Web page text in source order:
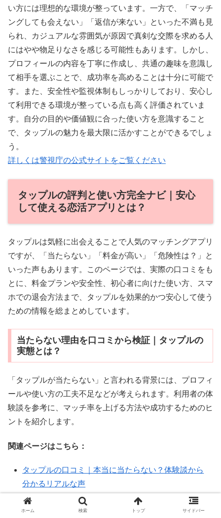
い方には理想的な環境が整っています。一方で、「マッチ
ングしても会えない」「返信が来ない」といった不満も見
られ、カジュアルな雰囲気が原因で真剣な交際を求める人
にはやや物足りなさを感じる可能性もあります。しかし、
プロフィールの内容を丁寧に作成し、共通の趣味を意識し
て相手を選ぶことで、成功率を高めることは十分に可能で
す。また、安全性や監視体制もしっかりしており、安心し
て利用できる環境が整っている点も高く評価されていま
す。自分の目的や価値観に合った使い方を意識すること
で、タップルの魅力を最大限に活かすことができるでしょ
う。
詳しくは警視庁の公式サイトをご覧ください
タップルの評判と使い方完全ナビ｜安心
して使える恋活アプリとは？
タップルは気軽に出会えることで人気のマッチングアプリ
ですが、「当たらない」「料金が高い」「危険性は？」と
いった声もあります。このページでは、実際の口コミをも
とに、料金プランや安全性、初心者に向けた使い方、スマ
ホでの退会方法まで、タップルを効果的かつ安心して使う
ための情報を総まとめしています。
当たらない理由を口コミから検証｜タップルの
実態とは？
「タップルが当たらない」と言われる背景には、プロフィ
ールや使い方の工夫不足などが考えられます。利用者の体
験談を参考に、マッチ率を上げる方法や成功するためのヒ
ントを紹介します。
関連ページはこちら：
タップルの口コミ｜本当に当たらない？体験談から
分かるリアルな声
タップルの口コミをもとに、以下のような情報もまとめて
ホーム 検索 トップ サイドバー